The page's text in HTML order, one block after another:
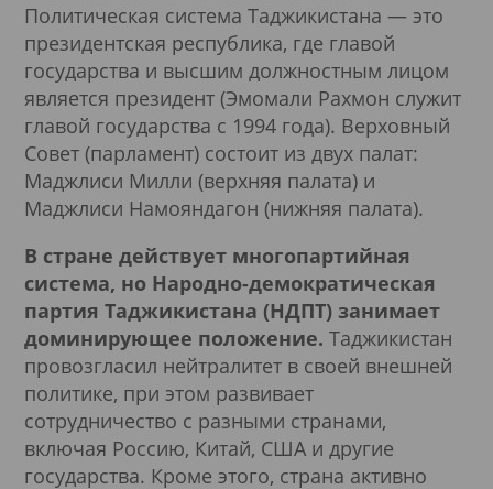
Политическая система Таджикистана — это
президентская республика, где главой
государства и высшим должностным лицом
является президент (Эмомали Рахмон служит
главой государства с 1994 года). Верховный
Совет (парламент) состоит из двух палат:
Маджлиси Милли (верхняя палата) и
Маджлиси Намояндагон (нижняя палата).
В стране действует многопартийная
система, но Народно-демократическая
партия Таджикистана (НДПТ) занимает
доминирующее положение. Таджикистан
провозгласил нейтралитет в своей внешней
политике, при этом развивает
сотрудничество с разными странами,
включая Россию, Китай, США и другие
государства. Кроме этого, страна активно